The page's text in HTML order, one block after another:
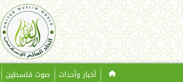
أخبار وأحداث صوت فلسطين